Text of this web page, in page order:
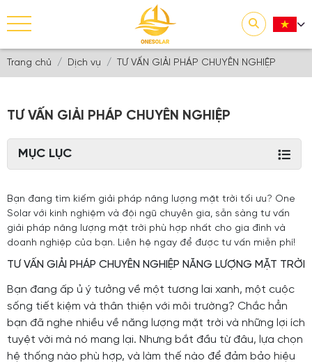
Trang chủ Dịch vụ TƯ VẤN GIẢI PHÁP CHUYÊN NGHIỆP
TƯ VẤN GIẢI PHÁP CHUYÊN NGHIỆP
MỤC LỤC
Bạn đang tìm kiếm giải pháp năng lượng mặt trời tối ưu? One
Solar với kinh nghiệm và đội ngũ chuyên gia, sẵn sàng tư vấn
giải pháp năng lượng mặt trời phù hợp nhất cho gia đình và
doanh nghiệp của bạn. Liên hệ ngay để được tư vấn miễn phí!
TƯ VẤN GIẢI PHÁP CHUYÊN NGHIỆP NĂNG LƯỢNG MẶT TRỜI
Bạn đang ấp ủ ý tưởng về một tương lai xanh, một cuộc
sống tiết kiệm và thân thiện với môi trường? Chắc hẳn
bạn đã nghe nhiều về năng lượng mặt trời và những lợi ích
tuyệt vời mà nó mang lại. Nhưng bắt đầu từ đâu, lựa chọn
hệ thống nào phù hợp, và làm thế nào để đảm bảo hiệu